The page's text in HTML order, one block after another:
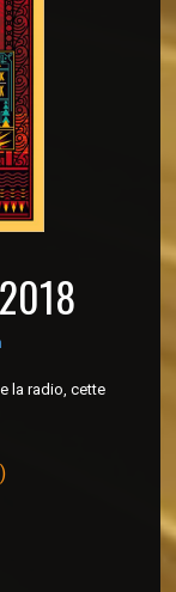
la radio, cette